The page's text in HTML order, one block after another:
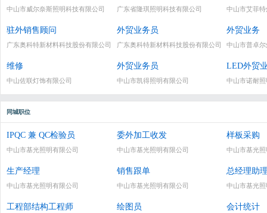
中山市威尔奈斯照明科技有限公司 广东省隆琪照明科技有限公司 中山市艾菲
驻外销售顾问
广东奥科特新材料科技股份有限公司
外贸业务员
广东奥科特新材料科技股份有限公司
外贸业务
中山市普卓
维修
中山佐联灯饰有限公司
外贸业务员
中山市凯得照明有限公司
LED外贸
中山市诺耐
同城职位
IPQC 兼 QC检验员
中山市基光照明有限公司
委外加工收发
中山市基光照明有限公司
样板采购
中山市基光
生产经理
中山市基光照明有限公司
销售跟单
中山市基光照明有限公司
总经理助
中山市基光
工程部结构工程师 绘图员 会计统计